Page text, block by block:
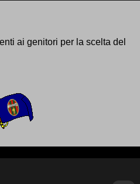
ai genitori per la scelta del